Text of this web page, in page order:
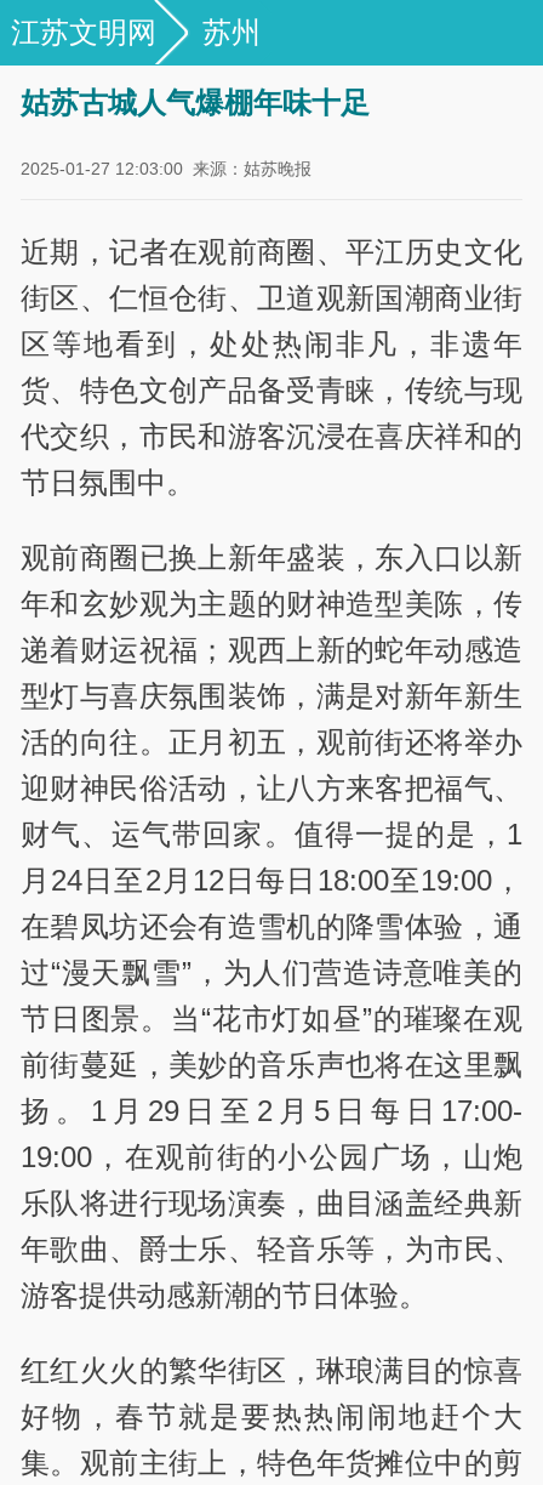
江苏文明网 苏州
姑苏古城人气爆棚年味十足
2025-01-27 12:03:00 来源：姑苏晚报
近期，记者在观前商圈、平江历史文化
街区、仁恒仓街、卫道观新国潮商业街
区等地看到，处处热闹非凡，非遗年
货、特色文创产品备受青睐，传统与现
代交织，市民和游客沉浸在喜庆祥和的
节日氛围中。
观前商圈已换上新年盛装，东入口以新
年和玄妙观为主题的财神造型美陈，传
递着财运祝福；观西上新的蛇年动感造
型灯与喜庆氛围装饰，满是对新年新生
活的向往。正月初五，观前街还将举办
迎财神民俗活动，让八方来客把福气、
财气、运气带回家。值得一提的是，1
月24日至2月12日每日18:00至19:00，
在碧凤坊还会有造雪机的降雪体验，通
过“漫天飘雪”，为人们营造诗意唯美的
节日图景。当“花市灯如昼”的璀璨在观
前街蔓延，美妙的音乐声也将在这里飘
扬。1月29日至2月5日每日17:00-
19:00，在观前街的小公园广场，山炮
乐队将进行现场演奏，曲目涵盖经典新
年歌曲、爵士乐、轻音乐等，为市民、
游客提供动感新潮的节日体验。
红红火火的繁华街区，琳琅满目的惊喜
好物，春节就是要热热闹闹地赶个大
集。观前主街上，特色年货摊位中的剪